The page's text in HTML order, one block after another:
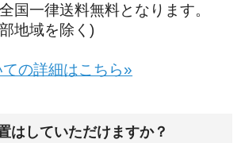
国一律送料無料となります。
地域を除く)
の詳細はこちら»
はしていただけますか？